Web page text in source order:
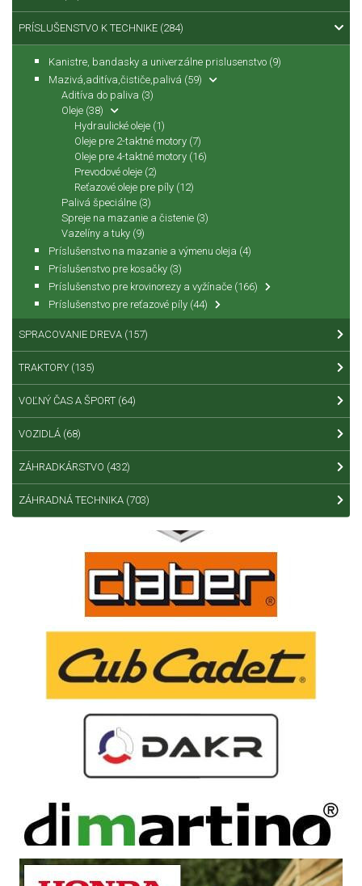
PRÍSLUŠENSTVO K TECHNIKE (284)
Kanistre, bandasky a univerzálne prislusenstvo (9)
Mazivá,aditíva,čističe,palivá (59)
Aditíva do paliva (3)
Oleje (38)
Hydraulické oleje (1)
Oleje pre 2-taktné motory (7)
Oleje pre 4-taktné motory (16)
Prevodové oleje (2)
Reťazové oleje pre píly (12)
Palivá špeciálne (3)
Spreje na mazanie a čistenie (3)
Vazelíny a tuky (9)
Príslušenstvo na mazanie a výmenu oleja (4)
Príslušenstvo pre kosačky (3)
Príslušenstvo pre krovinorezy a vyžínače (166)
Príslušenstvo pre reťazové píly (44)
SPRACOVANIE DREVA (157)
TRAKTORY (135)
VOĽNÝ ČAS A ŠPORT (64)
VOZIDLÁ (68)
ZÁHRADKÁRSTVO (432)
ZÁHRADNÁ TECHNIKA (703)